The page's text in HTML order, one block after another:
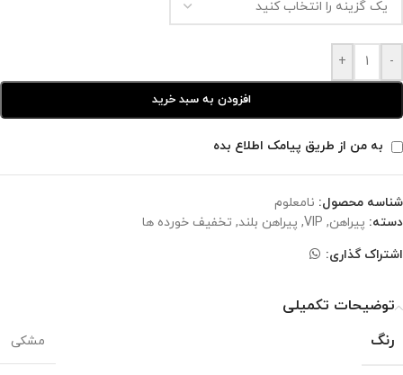
-
+
افزودن به سبد خرید
به من از طریق پیامک اطلاع بده
شناسه محصول: نامعلوم
دسته: پیراهن,
VIP
, پیراهن بلند, تخفیف خورده ها
اشتراک گذاری:
توضیحات تکمیلی
رنگ
مشکی